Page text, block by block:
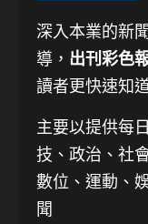
深入本業的新
導， 出刊彩色
讀者更快速知
主要以提供每
技、 政治、社
數位、運動、
聞